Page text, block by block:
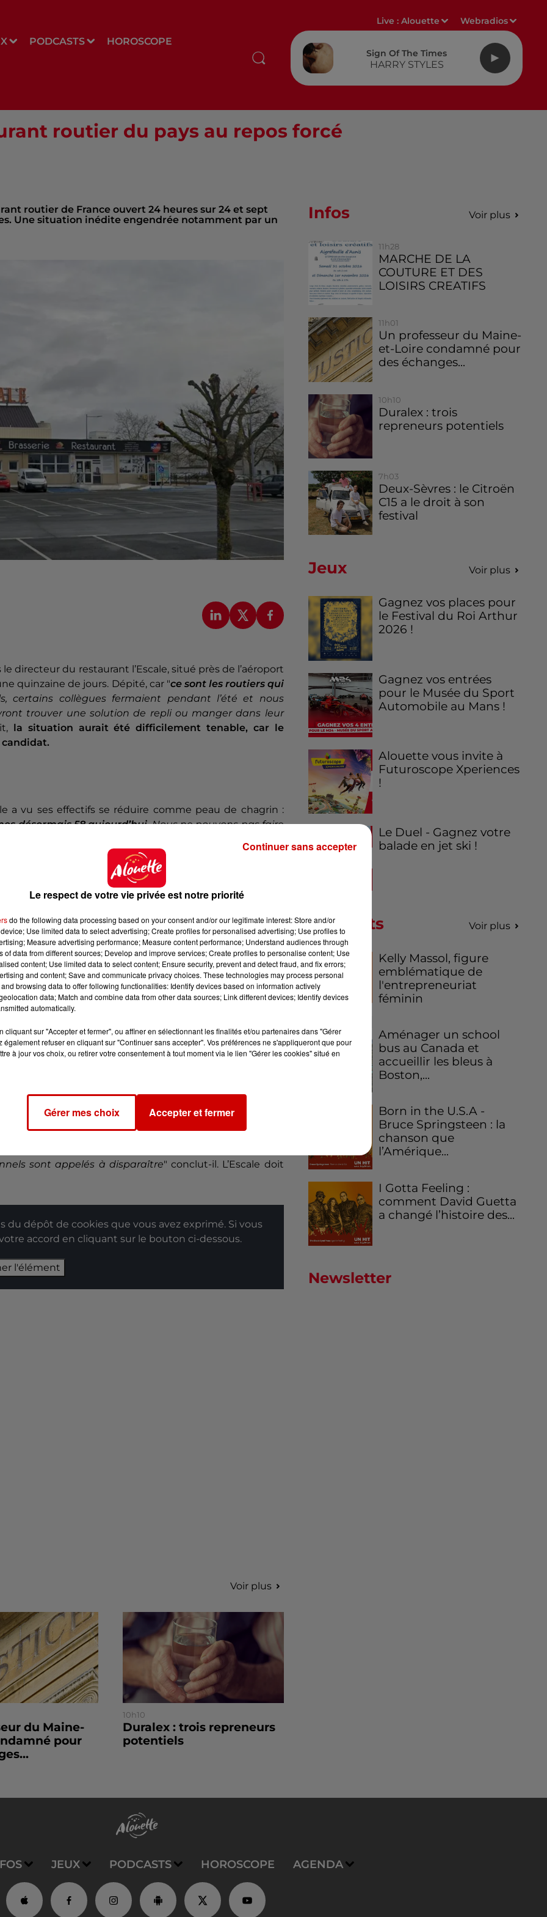
PODCASTS HOROSCOPE
Live :Alouette Webradios
Sign Of The Times
HARRY STYLES
routier du pays au repos forcé
routier de France ouvert 24 heures sur 24 et sept
Une situation inédite engendrée notamment par un
directeur du restaurant l’Escale, situé près de l’aéroport
quinzaine de jours. Dépité, car "ce sont les routiers qui
certains collègues fermaient pendant l’été et nous
trouver une solution de repli ou manger dans leur
la situation aurait été difficilement tenable, car le
candidat.
a vu ses effectifs se réduire comme peau de chagrin :
désormais 58 aujourd’hui.Nous ne pouvons pas faire
le restaurant été ouvert : "Mais où il a fallu refuser du
exténuées
Le restaurant servait 700 couverts en
les salaires ?
la réputation était d’être ouvert tous les jours à toute
dans l'impasse."Nous ne pouvons payer plus nos
menus alors que les clients dépensent moins". Les
aussi le recrutement difficileselon Dominique Thomas
s’adapter aux changements dans le monde du travail.
en partie par un allégement de la TVA pour les
plat : "
traditionnelle : "
À l’Escale, ça me permettrait
de gestion.La masse salariale représente 46 %
comme ça, sinon j’aurai des problèmes de gestion
sont appelés à disparaître" conclut-il. L’Escale doit
dépôt de cookies que vous avez exprimé. Si vous
accord en cliquant sur le bouton ci-dessous.
l'élément
Infos Voir plus
11h28
MARCHE DE LA
COUTURE ET DES
LOISIRS CREATIFS
11h01
Un professeur du Maine-
et-Loire condamné pour
des échanges...
10h10
Duralex : trois
repreneurs potentiels
7h03
Deux-Sèvres : le Citroën
C15 a le droit à son
festival
Jeux Voir plus
Gagnez vos places pour
le Festival du Roi Arthur
2026 !
Gagnez vos entrées
pour le Musée du Sport
Automobile au Mans !
Alouette vous invite à
Futuroscope Xperiences
!
Le Duel - Gagnez votre
balade en jet ski !
Podcasts Voir plus
Kelly Massol, figure
emblématique de
l'entrepreneuriat
féminin
Aménager un school
bus au Canada et
accueillir les bleus à
Boston,...
Born in the U.S.A -
Bruce Springsteen : la
chanson que
l’Amérique...
I Gotta Feeling :
comment David Guetta
a changé l’histoire des...
Newsletter
Voir plus
du Maine-
pour
10h10
Duralex : trois repreneurs
potentiels
JEUX PODCASTS HOROSCOPE AGENDA
Le respect de votre vie privée est notre priorité
do the following data processing based on your consent and/or our legitimate interest: Store and/or
Use limited data to select advertising; Create profiles for personalised advertising; Use profiles to
Measure advertising performance; Measure content performance; Understand audiences through
of data from different sources; Develop and improve services; Create profiles to personalise content; Use
content; Use limited data to select content; Ensure security, prevent and detect fraud, and fix errors;
and content; Save and communicate privacy choices. These technologies may process personal
browsing data to offer following functionalities: Identify devices based on information actively
data; Match and combine data from other data sources; Link different devices; Identify devices
automatically.
cliquant sur "Accepter et fermer", ou affiner en sélectionnant les finalités et/ou partenaires dans "Gérer
également refuser en cliquant sur "Continuer sans accepter". Vos préférences ne s'appliqueront que pour
à jour vos choix, ou retirer votre consentement à tout moment via le lien "Gérer les cookies" situé en
Gérer mes choix Accepter et fermer
Continuer sans accepter